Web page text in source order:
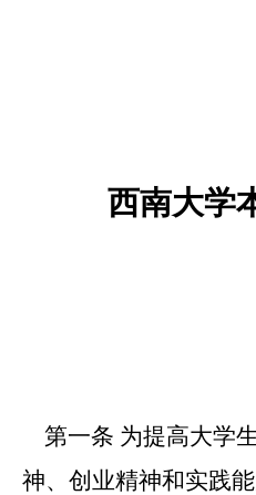
西南大学
第一条 为提高大学
神、创业精神和实践